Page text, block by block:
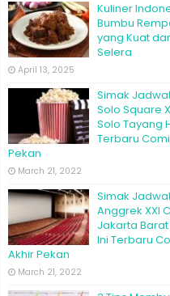
Kuliner
Bumbu
yang Kuat
Selera
April 13, 2025
Simak
Solo Square
Solo Tayang
Terbaru
Pekan
March 21, 2022
Simak
Anggrek XXI
Jakarta
Ini Terbaru
Akhir Pekan
March 21, 2022